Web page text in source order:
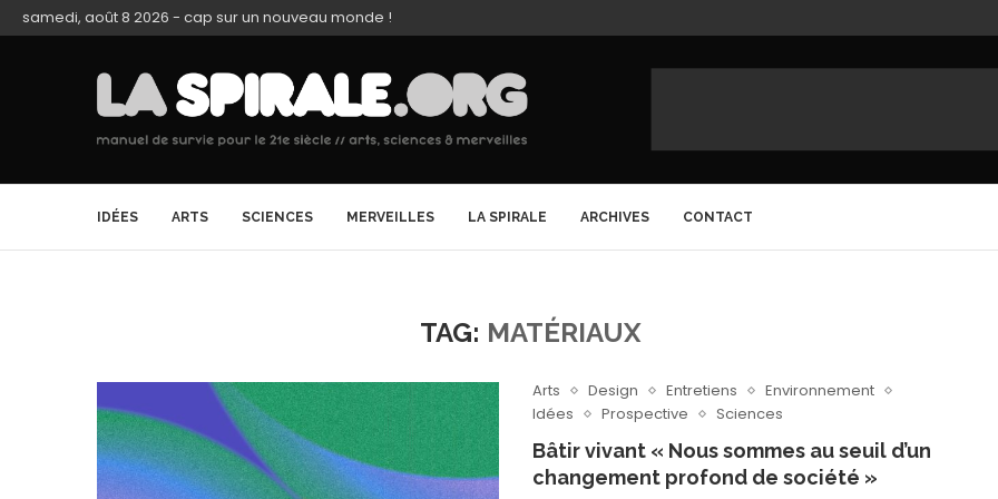
samedi, août 8 2026 - cap sur un nouveau monde !
IDÉES ARTS SCIENCES MERVEILLES LA SPIRALE ARCHIVES CONTACT
TAG: MATÉRIAUX
Arts Design Entretiens
Environnement
Idées
Prospective Sciences
Bâtir vivant « Nous sommes au seuil d’un
changement profond de société »